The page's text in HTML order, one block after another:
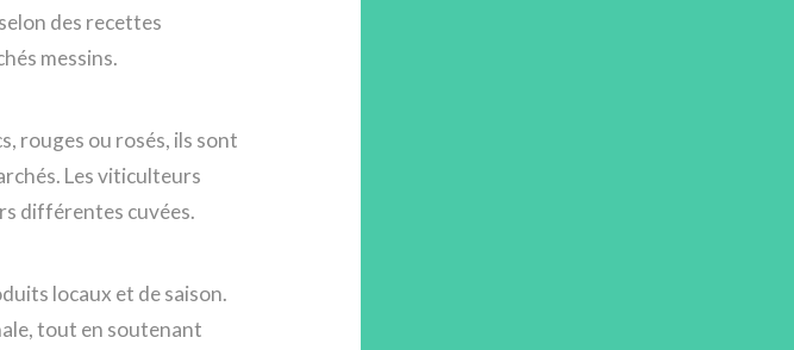
des recettes
messins.
rouges ou rosés, ils sont
Les viticulteurs
différentes cuvées.
locaux et de saison.
tout en soutenant